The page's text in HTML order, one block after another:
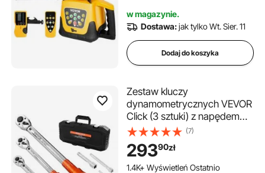
sterowania, odbiornik i futerał
w magazynie.
Dostawa:jak tylko Wt. Sier. 11
Dodaj do koszyka
Zestaw kluczy
dynamometrycznych VEVOR
Click (3 sztuki) z napędem
dwukierunkowym 1/4 3/8 1/2
cala i skalą dwuzakresową,
72 zęby ±3%, stal stopowa o
wysokiej precyzji do napraw
(7)
29390zł
1.4K+ Wyświetleń Ostatnio